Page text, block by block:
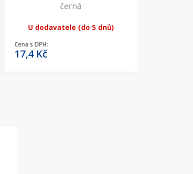
černá
U dodavatele (do 5 dnů)
Cena s DPH:
17,4 Kč